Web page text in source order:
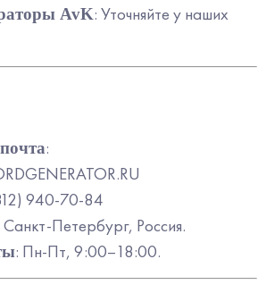
AvK: Уточняйте у наших
:
940-70-84
Санкт-Петербург, Россия.
: Пн-Пт, 9:00–18:00.